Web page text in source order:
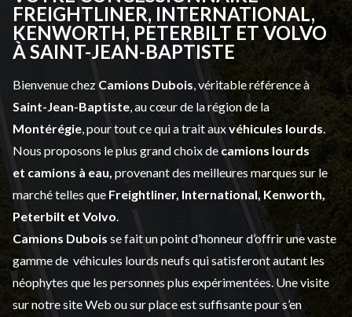
FREIGHTLINER, INTERNATIONAL,
KENWORTH, PETERBILT ET VOLVO
À SAINT-JEAN-BAPTISTE
Bienvenue chez Camions Dubois , véritable référence à
Saint-Jean-Baptiste , au cœur de la région de la
Montérégie , pour tout ce qui a trait auxvéhicules lourds
Nous proposons le plus grand choix de camions lourds
et camions à eau, provenant des meilleures marques sur le
marché telles que Freightliner, International, Kenworth,
Peterbilt et Volvo
Camions Dubois se fait un point d’honneur d’offrir une vaste
gamme de véhicules lourds neufs qui satisferont autant les
néophytes que les personnes plus expérimentées. Une visite
sur notre site Web ou sur place est suffisante pour s’en